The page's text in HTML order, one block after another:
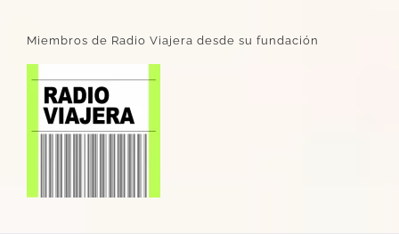
Miembros de Radio Viajera desde su fundación